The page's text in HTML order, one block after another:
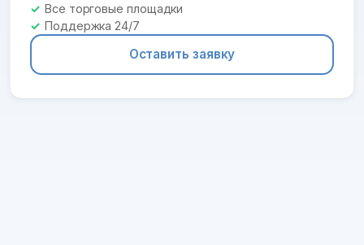
Все торговые площадки
Поддержка 24/7
Оставить заявку